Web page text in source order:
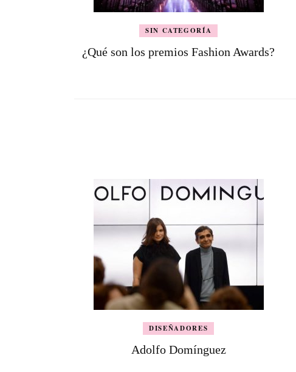
SIN CATEGORÍA
¿Qué son los premios Fashion Awards?
DISEÑADORES
Adolfo Domínguez